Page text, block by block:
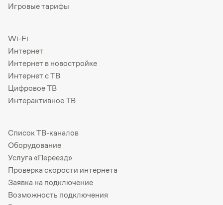
Игровые тарифы
Wi-Fi
Интернет
Интернет в новостройке
Интернет с ТВ
Цифровое ТВ
Интерактивное ТВ
Список ТВ-каналов
Оборудование
Услуга «Переезд»
Проверка скорости интернета
Заявка на подключение
Возможность подключения